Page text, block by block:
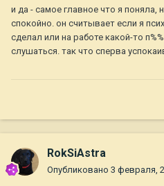
и да - самое главное что я
спокойно. он считывает если я
сделал или на работе какой-то
слушаться. так что сперва
RokSiAstra
Опубликовано 3 февраля,